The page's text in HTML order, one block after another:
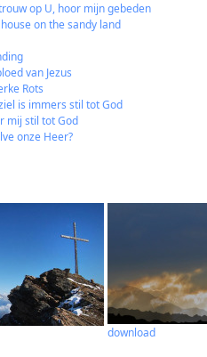
op U, hoor mijn gebeden
on the sandy land
van Jezus
Rots
is immers stil tot God
mij stil tot God
onze Heer?
download